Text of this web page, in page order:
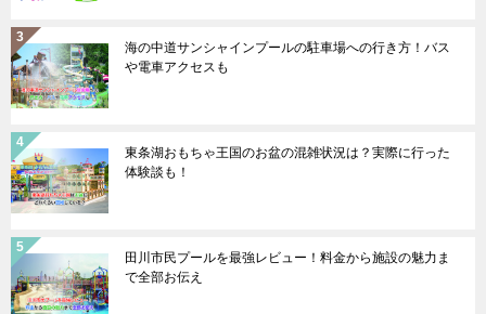
海の中道サンシャインプールの駐車場への行き方！バス
や電車アクセスも
東条湖おもちゃ王国のお盆の混雑状況は？実際に行った
体験談も！
田川市民プールを最強レビュー！料金から施設の魅力ま
で全部お伝え